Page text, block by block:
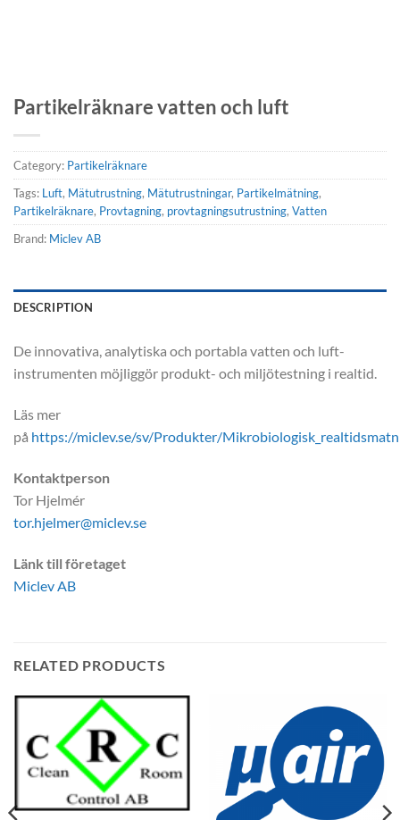
Partikelräknare vatten och luft
Category: Partikelräknare
Tags: Luft, Mätutrustning, Mätutrustningar, Partikelmätning,
Partikelräknare, Provtagning, provtagningsutrustning, Vatten
Brand: Miclev AB
DESCRIPTION
De innovativa, analytiska och portabla vatten och luft-
instrumenten möjliggör produkt- och miljötestning i realtid.
Läs mer
på https://miclev.se/sv/Produkter/
Kontaktperson
Tor Hjelmér
tor.hjelmer@miclev.se
Länk till företaget
Miclev AB
RELATED PRODUCTS